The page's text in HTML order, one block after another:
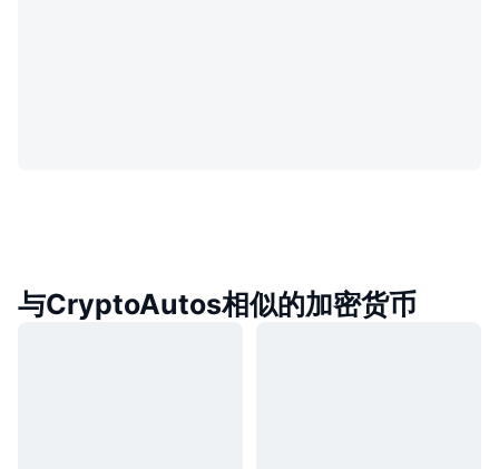
与CryptoAutos相似的加密货币